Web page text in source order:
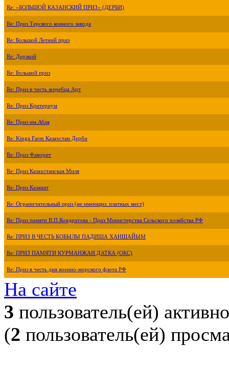
Re: «БОЛЬШОЙ КАЗАНСКИЙ ПРИЗ» (ДЕРБИ)
Re: Приз Терского конного завода
Re: Большой Летний приз
Re: Дерзкий
Re: Большой приз
Re: Приз в честь жеребца Арт
Re: Приз Критериум
Re: Приз им.Абая
Re: Kinga Farm Казахстан Дерби
Re: Приз Фаворит
Re: Приз Казахстанская Миля
Re: Приз Казанат
Re: Ограничительный приз (не имеющих платных мест)
Re: Приз памяти В.П.Кондратова - Приз Министерства Сельского хозяйства РФ
Re: ПРИЗ В ЧЕСТЬ КОБЫЛЫ ПАДИША ХАНШАЙЫМ
Re: ПРИЗ ПАМЯТИ КУРМАНЖАН ДАТКА (ОКС)
Re: Приз в честь дня военно-морского флота РФ
На сайте
3 пользователь(ей) активно
(2 пользователь(ей)